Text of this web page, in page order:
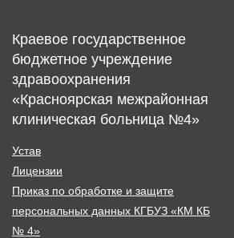
Краевое государственное
бюджетное учреждение
здравоохранения
«Красноярская межрайонная
клиническая больница №4»
Устав
Лицензии
Приказ по обработке и защите
персональных данных КГБУЗ «КМ КБ
№ 4»